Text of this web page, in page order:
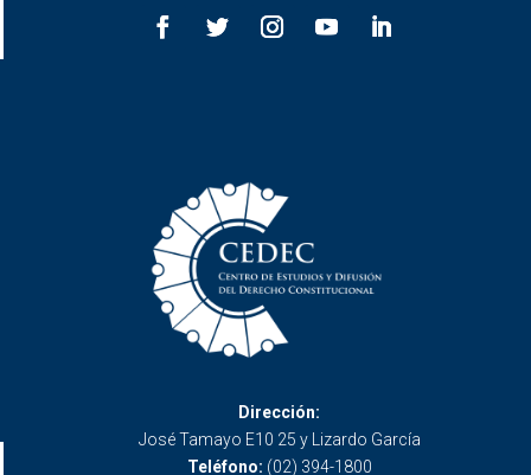
Dirección:
José Tamayo E10 25 y Lizardo García
Teléfono: (02) 394-1800